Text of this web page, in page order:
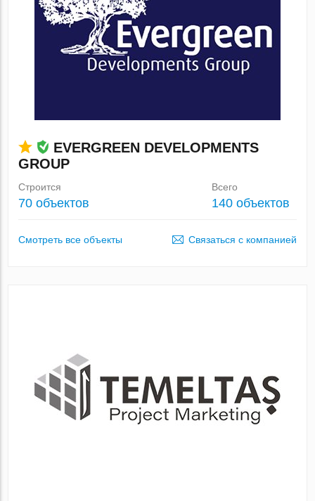
EVERGREEN DEVELOPMENTS
GROUP
Строится
70 объектов
Всего
140 объектов
Смотреть все объекты Связаться с компанией